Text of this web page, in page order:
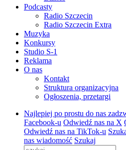
Podcasty
Radio Szczecin
Radio Szczecin Extra
Muzyka
Konkursy
Studio S-1
Reklama
O nas
Kontakt
Struktura organizacyjna
Ogłoszenia, przetargi
Najlepiej po prostu do nas
Facebook-u Odwiedź nas na X
Odwiedź nas na TikTok-u
nas wiadomość Szukaj